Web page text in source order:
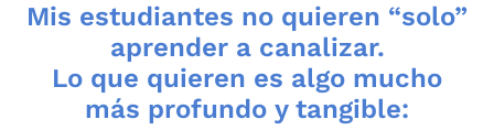
Mis estudiantes no quieren “solo”
aprender a canalizar.
Lo que quieren es algo mucho
más profundo y tangible: